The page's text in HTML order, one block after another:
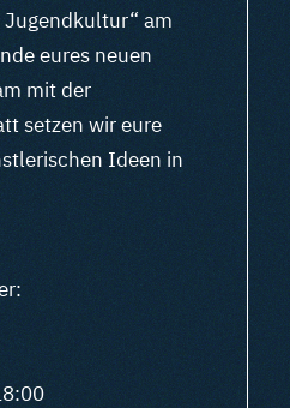
Jugendkultur“ am
eures neuen
mit der
setzen wir eure
Ideen in